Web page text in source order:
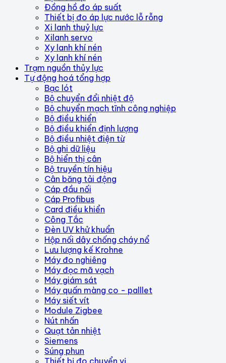
Đồng hồ đo áp suất
Thiết bị đo áp lực nước lỗ rỗng
Xi lanh thuỷ lực
Xilanh servo
Xy lanh khí nén
Xy lanh khí nén
Trạm nguồn thủy lực
Tự động hoá tổng hợp
Bạc lót
Bộ chuyển đổi nhiệt độ
Bộ chuyển mạch tĩnh công nghiệp
Bộ điều khiển
Bộ điều khiển định lượng
Bộ điều nhiệt điện từ
Bộ ghi dữ liệu
Bộ hiển thị cân
Bộ truyền tín hiệu
Cân băng tải động
Cáp đầu nối
Cáp Profibus
Card điều khiển
Công Tắc
Đèn UV khử khuẩn
Hộp nối dây chống cháy nổ
Lưu lượng kế Krohne
Máy đo nghiêng
Máy đọc mã vạch
Máy giám sát
Máy quấn màng co - palllet
Máy siết vít
Module Zigbee
Nút nhấn
Quạt tản nhiệt
Siemens
Súng phun
Thiết bị đo chuyển vị